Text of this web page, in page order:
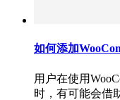
如何添加
用户在使用
时，有可能会借